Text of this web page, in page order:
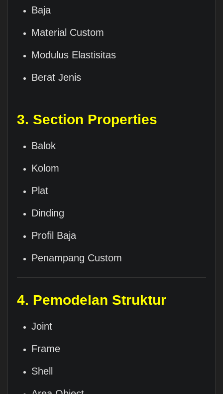
Baja
Material Custom
Modulus Elastisitas
Berat Jenis
3. Section Properties
Balok
Kolom
Plat
Dinding
Profil Baja
Penampang Custom
4. Pemodelan Struktur
Joint
Frame
Shell